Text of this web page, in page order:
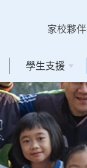
家校夥伴
學生支援